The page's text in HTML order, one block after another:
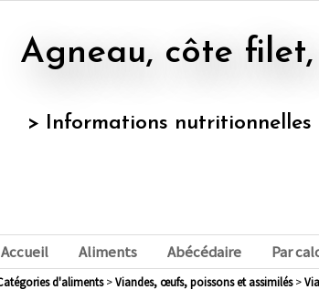
Agneau, côte
> Informations nutritionnelles
Accueil Aliments Abécédaire Par
Catégories d'aliments> viandes, œufs, poissons et assimilés>